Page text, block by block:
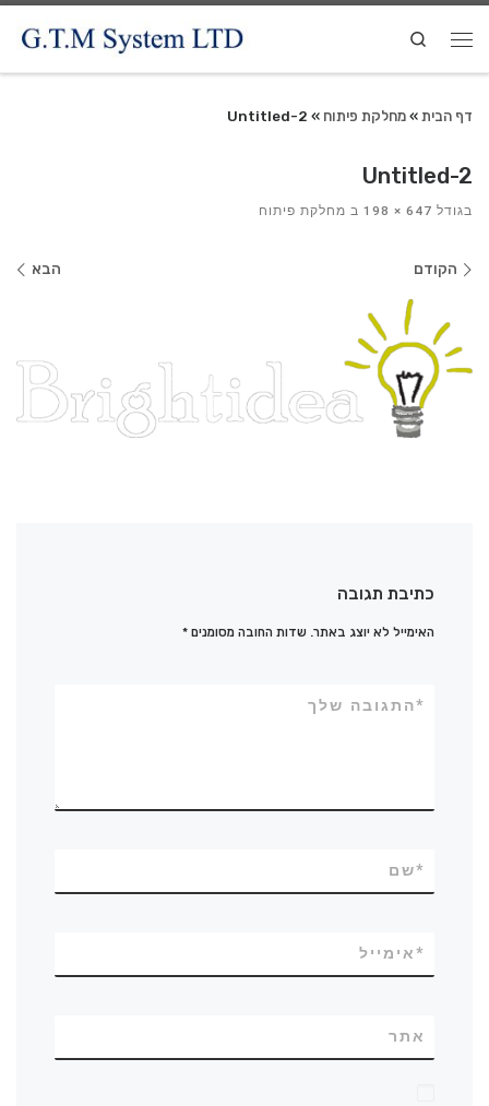
Search
דף הבית »מחלקת פיתוח »
Untitled-2
Untitled-2
בגודל ב מחלקת פיתוח
ניווטהקודם הבא
כתיבת תגובה
האימייל לא יוצג באתר. שדות החובה מסומנים*
התגובה שלך*
שם*
אימייל*
אתר